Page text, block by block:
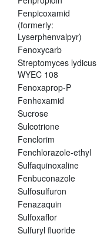
Fenpicoxamid
(formerly:
Lyserphenvalpyr)
Fenoxycarb
Streptomyces lydicus
WYEC 108
Fenoxaprop-P
Fenhexamid
Sucrose
Sulcotrione
Fenclorim
Fenchlorazole-ethyl
Sulfaquinoxaline
Fenbuconazole
Sulfosulfuron
Fenazaquin
Sulfoxaflor
Sulfuryl fluoride